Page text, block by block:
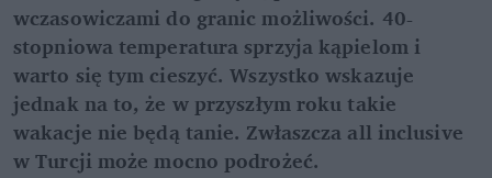
wczasowiczami do granic możliwości. 40-
stopniowa temperatura sprzyja kąpielom i
warto się tym cieszyć. Wszystko wskazuje
jednak na to, że w przyszłym roku takie
wakacje nie będą tanie. Zwłaszcza all inclusive
w Turcji może mocno podrożeć.